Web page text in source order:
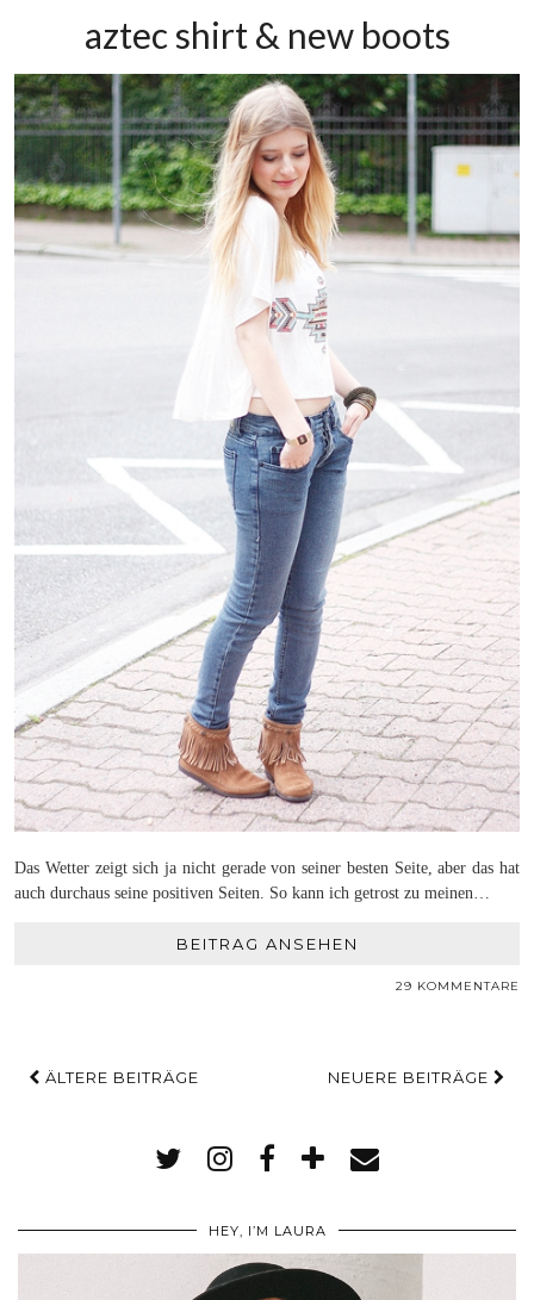
aztec shirt & new boots
Das Wetter zeigt sich ja nicht gerade von seiner besten Seite, aber das hat
auch durchaus seine positiven Seiten. So kann ich getrost zu meinen…
BEITRAG ANSEHEN
29 KOMMENTARE
ÄLTERE BEITRÄGE NEUERE BEITRÄGE
HEY, I’M LAURA